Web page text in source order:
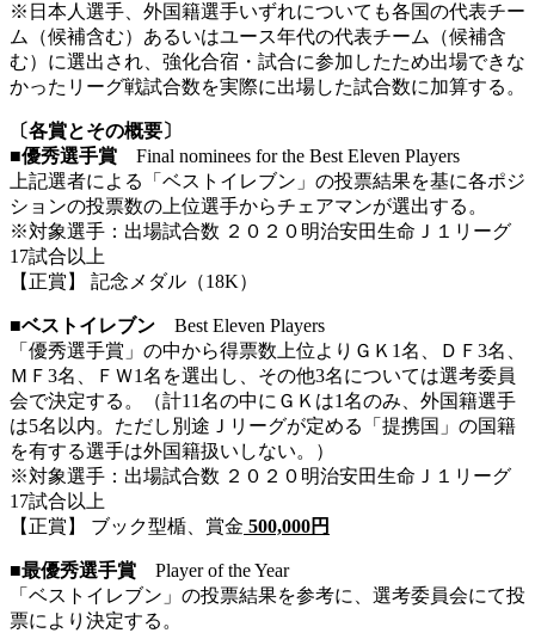
※日本人選手、外国籍選手いずれについても各国の代表チー
ム（候補含む）あるいはユース年代の代表チーム（候補含
む）に選出され、強化合宿・試合に参加したため出場できな
かったリーグ戦試合数を実際に出場した試合数に加算する。
〔各賞とその概要〕
■優秀選手賞 Final nominees for the Best Eleven Players
上記選者による「ベストイレブン」の投票結果を基に各ポジ
ションの投票数の上位選手からチェアマンが選出する。
※対象選手：出場試合数 ２０２０明治安田生命Ｊ１リーグ
17試合以上
【正賞】 記念メダル（18K）
■ベストイレブン Best Eleven Players
「優秀選手賞」の中から得票数上位よりＧＫ1名、ＤＦ3名、
ＭＦ3名、ＦＷ1名を選出し、その他3名については選考委員
会で決定する。（計11名の中にＧＫは1名のみ、外国籍選手
は5名以内。ただし別途Ｊリーグが定める「提携国」の国籍
を有する選手は外国籍扱いしない。）
※対象選手：出場試合数 ２０２０明治安田生命Ｊ１リーグ
17試合以上
【正賞】 ブック型楯、賞金 500,000円
■最優秀選手賞 Player of the Year
「ベストイレブン」の投票結果を参考に、選考委員会にて投
票により決定する。